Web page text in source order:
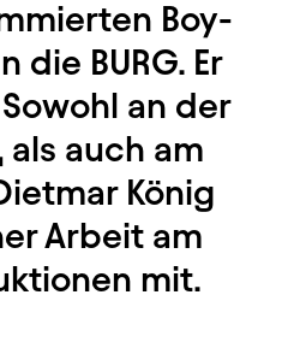
Boy-
BURG. Er
an der
auch am
König
Arbeit am
mit.